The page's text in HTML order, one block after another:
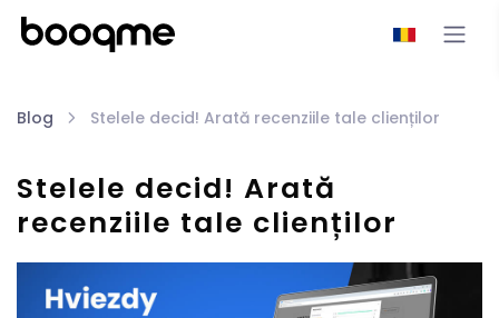
Blog Stelele decid! Arată recenziile tale clienților
Stelele decid! Arată
recenziile tale clienților